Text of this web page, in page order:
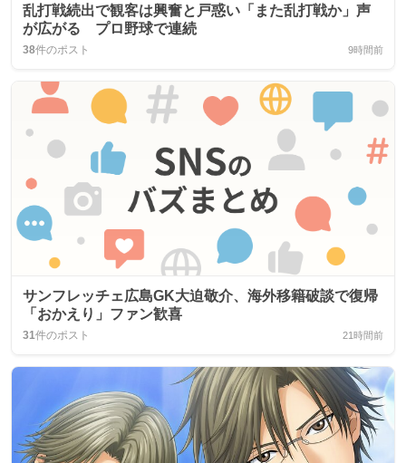
乱打戦続出で観客は興奮と戸惑い「また乱打戦か」声
が広がる プロ野球で連続
38件のポスト 9時間前
サンフレッチェ広島GK大迫敬介、海外移籍破談で復帰
「おかえり」ファン歓喜
31件のポスト 21時間前